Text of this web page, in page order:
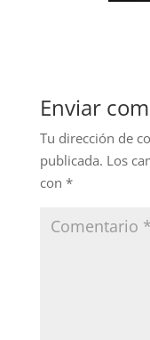
Enviar
Tu dirección de
publicada. Los
con *